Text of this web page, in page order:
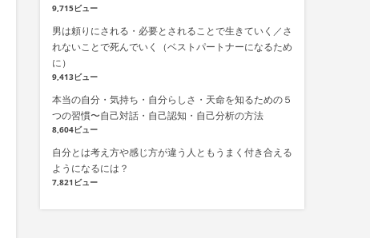
9,715ビュー
男は頼りにされる・必要とされることで生きていく／さ
れないことで死んでいく（ベストパートナーになるため
に）
9,413ビュー
本当の自分・気持ち・自分らしさ・天命を知るための５
つの習慣〜自己対話・自己認知・自己分析の方法
8,604ビュー
自分とは考え方や感じ方が違う人ともうまく付き合える
ようになるには？
7,821ビュー